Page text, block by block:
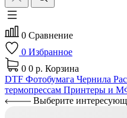
0 Сравнение
0 Избранное
0 0 р. Корзина
DTF Фотобумага Чернила
термопрессам Принтеры и
Выберите